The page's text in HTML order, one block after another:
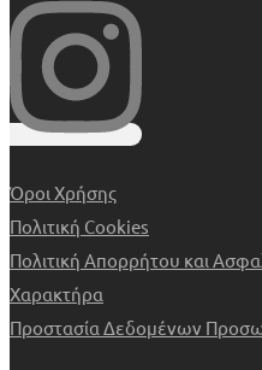
Όροι Χρήσης
Πολιτική Cookies
Πολιτική Απορρήτου και
Χαρακτήρα
Προστασία Δεδομένων